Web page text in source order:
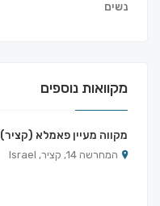
נשים
מקוואות נוספים
מקווה מעיין פאמלא (קציר)
המחרשה 14, קציר, Israel